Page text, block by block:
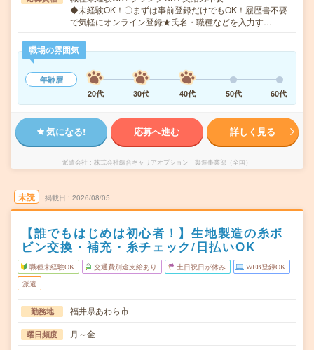
◆未経験OK！〇まずは事前登録だけでもOK！履歴書不要
で気軽にオンライン登録★氏名・職種などを入力す…
職場の雰囲気
年齢層
20代
30代 40代 50代 60代
気になる! 応募へ進む 詳しく見る
派遣会社 株式会社綜合キャリアオプション 製造事業部（全国）
未読 掲載日 2026/08/05
【誰でもはじめは初心者！】生地製造の糸ボ
ビン交換・補充・糸チェック/日払いOK
職種未経験OK 交通費別途支給あり 土日祝日が休み WEB登録OK
派遣
勤務地 福井県あわら市
曜日頻度 月～金